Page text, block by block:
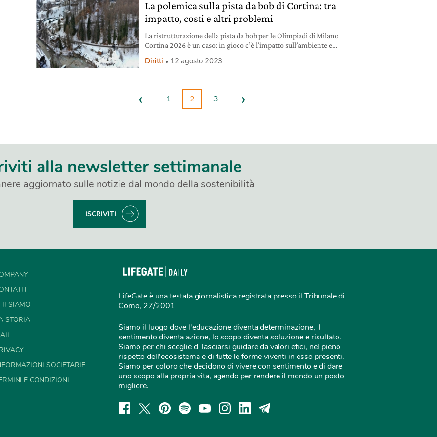
La polemica sulla pista da bob di Cortina: tra
impatto, costi e altri problemi
La ristrutturazione della pista da bob per le Olimpiadi di Milano
Cortina 2026 è un caso: in gioco c’è l’impatto sull’ambiente e
Diritti 12 agosto 2023
‹ 1 2 3 ›
alla newsletter settimanale
aggiornato sulle notizie dal mondo della sostenibilità
ISCRIVITI
SIAMO
STORIA
SOCIETARIE
E CONDIZIONI
LifeGate è una testata giornalistica registrata presso il Tribunale di
Como, 27/2001
Siamo il luogo dove l'educazione diventa determinazione, il
sentimento diventa azione, lo scopo diventa soluzione e risultato.
Siamo per chi sceglie di lasciarsi guidare da valori etici, nel pieno
rispetto dell'ecosistema e di tutte le forme viventi in esso presenti.
Siamo per coloro che decidono di vivere con sentimento e di dare
uno scopo alla propria vita, agendo per rendere il mondo un posto
migliore.